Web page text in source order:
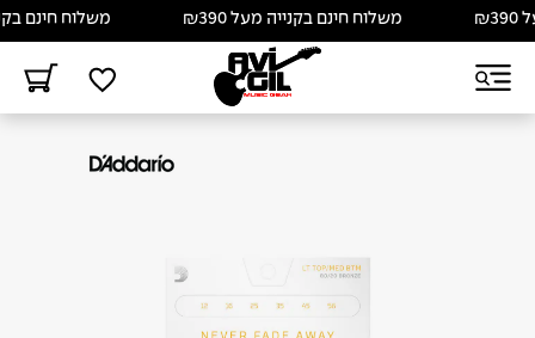
משלוח חינם בקנייה מעל ₪390 משלוח חינם בקנייה